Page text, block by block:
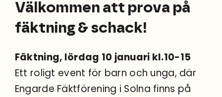
Välkommen att prova på
fäktning & schack!
Fäktning, lördag 10 januari kl.10-15
Ett roligt event för barn och unga, där
Engarde Fäktförening i Solna finns på